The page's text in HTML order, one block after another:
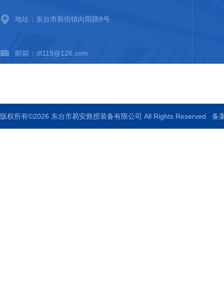
地址：东台市新街镇向阳路8号
邮箱：df119@126.com
版权所有©2026 东台市易安救捞装备有限公司 All Rights Reserved 备